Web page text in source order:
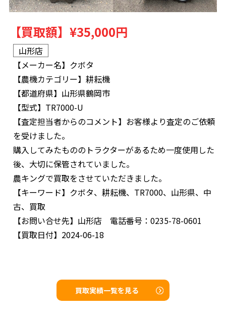
【買取額】 ¥35,000円
山形店
【メーカー名】 クボタ
【農機カテゴリー】 耕耘機
【都道府県】 山形県鶴岡市
【型式】 TR7000-U
【査定担当者からのコメント】 お客様より査定のご依頼
を受けました。
購入してみたもののトラクターがあるため一度使用した
後、大切に保管されていました。
農キングで買取をさせていただきました。
【キーワード】 クボタ、耕耘機、TR7000、山形県、中
古、買取
【お問い合せ先】 山形店 電話番号：0235-78-0601
【買取日付】 2024-06-18
買取実績一覧を見る